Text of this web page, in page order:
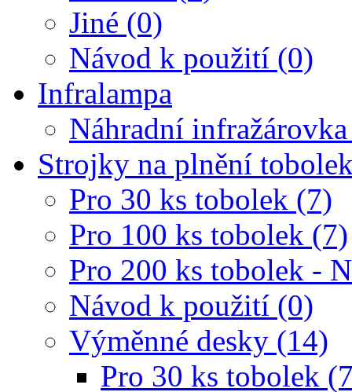
Jiné (0)
Návod k použití (0)
Infralampa
Náhradní
Strojky na plnění
Pro 30 ks tobolek (7)
Pro 100 ks tobolek (7)
Pro 200 ks tobolek -
Návod k použití (0)
Výměnné desky (14)
Pro 30 ks tobolek